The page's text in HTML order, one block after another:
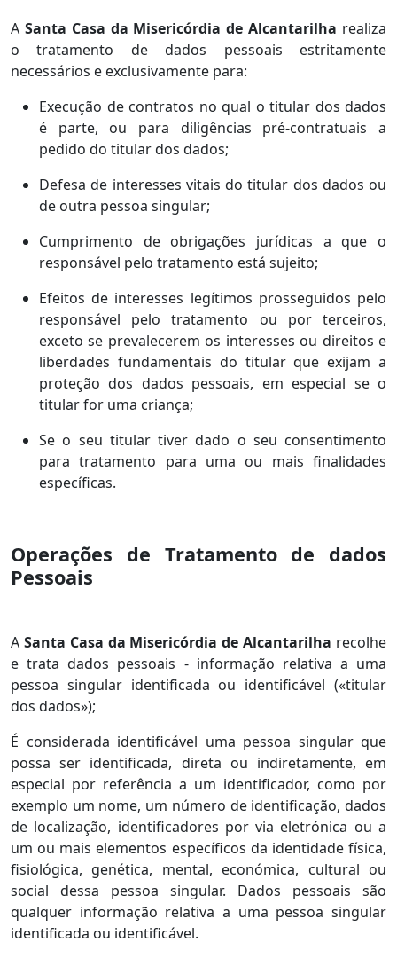
A Santa Casa da Misericórdia de Alcantarilha realiza
o tratamento de dados pessoais estritamente
necessários e exclusivamente para:
Execução de contratos no qual o titular dos dados
é parte, ou para diligências pré-contratuais a
pedido do titular dos dados;
Defesa de interesses vitais do titular dos dados ou
de outra pessoa singular;
Cumprimento de obrigações jurídicas a que o
responsável pelo tratamento está sujeito;
Efeitos de interesses legítimos prosseguidos pelo
responsável pelo tratamento ou por terceiros,
exceto se prevalecerem os interesses ou direitos e
liberdades fundamentais do titular que exijam a
proteção dos dados pessoais, em especial se o
titular for uma criança;
Se o seu titular tiver dado o seu consentimento
para tratamento para uma ou mais finalidades
específicas.
Operações de Tratamento de dados
Pessoais
A Santa Casa da Misericórdia de Alcantarilha recolhe
e trata dados pessoais - informação relativa a uma
pessoa singular identificada ou identificável («titular
dos dados»);
É considerada identificável uma pessoa singular que
possa ser identificada, direta ou indiretamente, em
especial por referência a um identificador, como por
exemplo um nome, um número de identificação, dados
de localização, identificadores por via eletrónica ou a
um ou mais elementos específicos da identidade física,
fisiológica, genética, mental, económica, cultural ou
social dessa pessoa singular. Dados pessoais são
qualquer informação relativa a uma pessoa singular
identificada ou identificável.